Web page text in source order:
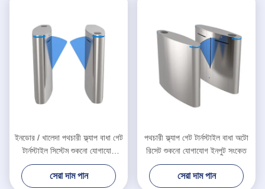
ইনডোর / খালেদা পথচারী ফ্ল্যাপ বাধা গেট
টার্নস্টাইল সিস্টেম শুকনো যোগাযোগ
ইনপুট সংকেত
সেরা দাম পান
পথচারী ফ্ল্যাপ গেট টার্নস্টাইল বাধা অটো
রিসেট শুকনো যোগাযোগ ইনপুট সংকেত
সেরা দাম পান